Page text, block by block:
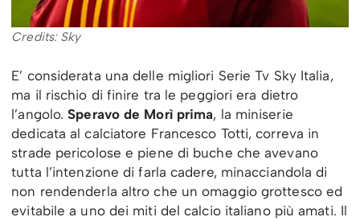
Credits: Sky
E’ considerata una delle migliori Serie Tv Sky Italia,
ma il rischio di finire tra le peggiori era dietro
l’angolo.Speravo de Morì prima, la miniserie
dedicata al calciatore Francesco Totti, correva in
strade pericolose e piene di buche che avevano
tutta l’intenzione di farla cadere, minacciandola di
non rendenderla altro che un omaggio grottesco ed
evitabile a uno dei miti del calcio italiano più amati. Il